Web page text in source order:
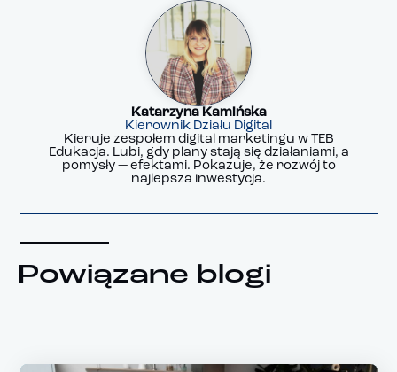
Katarzyna Kamińska
Kierownik Działu Digital
Kieruje zespołem digital marketingu w TEB
Edukacja. Lubi, gdy plany stają się działaniami, a
pomysły — efektami. Pokazuje, że rozwój to
najlepsza inwestycja.
Powiązane blogi